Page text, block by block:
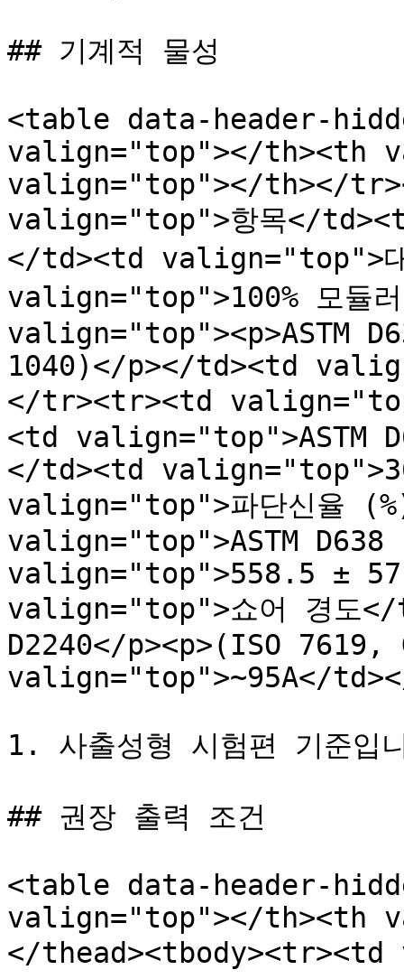
## 기계적 물성
<table data-header-
valign="top"></th><th
valign="top"></th></
valign="top">항목</
</td><td valign="top">
valign="top">100% 모듈
valign="top"><p>ASTM
1040)</p></td><td
</tr><tr><td
<td valign="top">ASTM
</td><td
valign="top">파단신율
valign="top">ASTM
valign="top">558.5 ±
valign="top">쇼어 경도
D2240</p><p>(ISO
valign="top">~95A</
1. 사출성형 시험편 기준입
## 권장 출력 조건
<table data-header-
valign="top"></th><th
</